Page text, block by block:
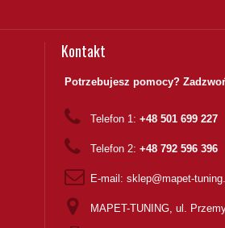
Kontakt
Potrzebujesz pomocy?
Telefon 1: +48 501 699 227
Telefon 2: +48 792 596 396
E-mail: sklep@mapet-
MAPET-TUNING, ul.